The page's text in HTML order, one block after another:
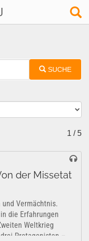
SUCHE
1 / 5
der Missetat
Vermächtnis.
die Erfahrungen
Weltkrieg
Protagonisten –